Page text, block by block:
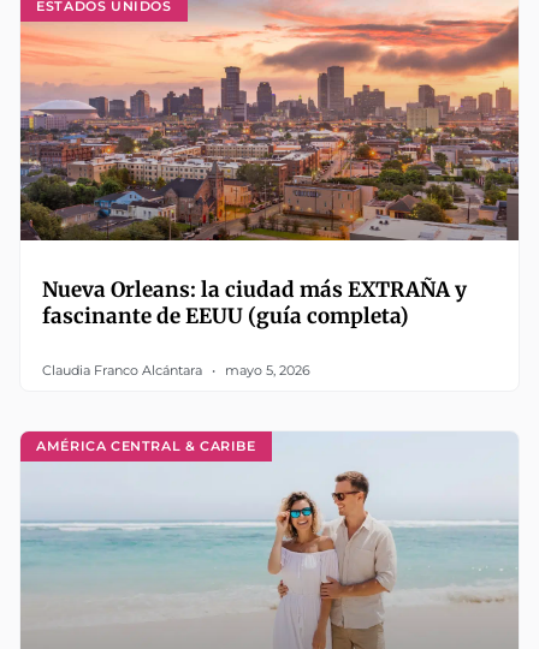
ESTADOS UNIDOS
Nueva Orleans: la ciudad más EXTRAÑA y
fascinante de EEUU (guía completa)
Claudia Franco Alcántara mayo 5, 2026
AMÉRICA CENTRAL & CARIBE